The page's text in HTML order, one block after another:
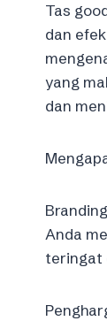
Tas
dan
yang
dan
Anda
teringat